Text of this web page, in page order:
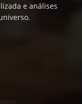
e análises